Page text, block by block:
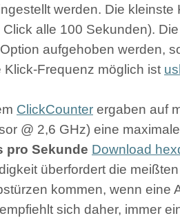
werden. Die kleinste
alle 100 Sekunden).
aufgehoben werden,
Frequenz möglich ist
ClickCounter ergaben auf
@ 2,6 GHz) eine
pro Sekunde Download
überfordert die
kommen, wenn eine
sich daher, immer